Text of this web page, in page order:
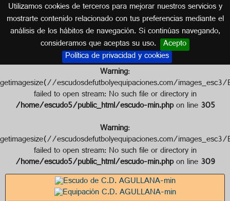
Utilizamos cookies de terceros para mejorar nuestros servicios y
mostrarte contenido relacionado con tus preferencias mediante el
análisis de los hábitos de navegación. Si continúas navegando,
consideramos que aceptas su uso. Acepto
Política de privacidad y cookies
Escudo de C.D. AGULLANA
CATALUÑA
Warning:
getimagesize(//escudosdefutbolyequipaciones.com/
failed to open stream: No such file or directory in
/home/escudo5/public_html/escudo-min.phpon line305
Warning:
getimagesize(//escudosdefutbolyequipaciones.com/
failed to open stream: No such file or directory in
/home/escudo5/public_html/escudo-min.phpon line309